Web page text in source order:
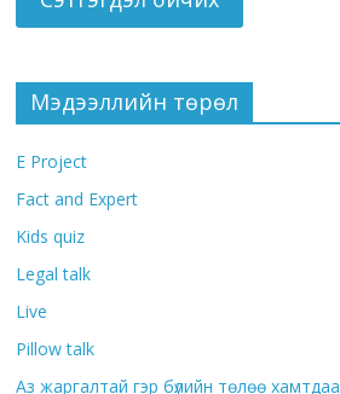
Мэдээллийн төрөл
E Project
Fact and Expert
Kids quiz
Legal talk
Live
Pillow talk
Аз жаргалтай гэр бүлийн төлөө хамтдаа